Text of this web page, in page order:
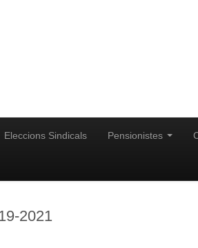
Eleccions Sindicals Pensionistes
2021